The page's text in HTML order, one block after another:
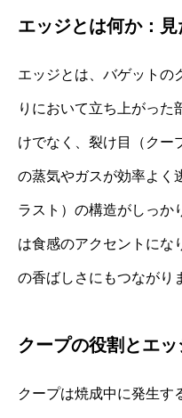
エッジとは何か：
エッジとは、バゲットの
りにおいて立ち上がった
けでなく、裂け目（クー
の蒸気やガスが効率よく
ラスト）の構造がしっか
は食感のアクセントにな
の香ばしさにもつながり
クープの役割とエ
クープは焼成中に発生す